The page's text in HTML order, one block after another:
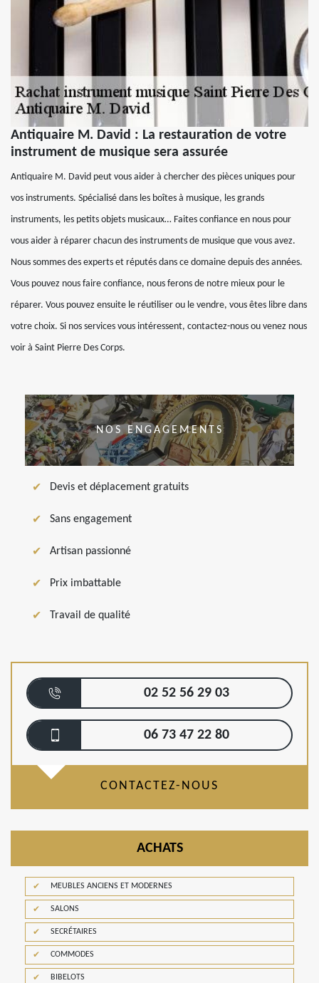
Antiquaire M. David : La restauration de votre
instrument de musique sera assurée
Antiquaire M. David peut vous aider à chercher des pièces uniques pour
vos instruments. Spécialisé dans les boîtes à musique, les grands
instruments, les petits objets musicaux… Faites confiance en nous pour
vous aider à réparer chacun des instruments de musique que vous avez.
Nous sommes des experts et réputés dans ce domaine depuis des années.
Vous pouvez nous faire confiance, nous ferons de notre mieux pour le
réparer. Vous pouvez ensuite le réutiliser ou le vendre, vous êtes libre dans
votre choix. Si nos services vous intéressent, contactez-nous ou venez nous
voir à Saint Pierre Des Corps.
NOS ENGAGEMENTS
Devis et déplacement gratuits
Sans engagement
Artisan passionné
Prix imbattable
Travail de qualité
02 52 56 29 03
06 73 47 22 80
CONTACTEZ-NOUS
ACHATS
MEUBLES ANCIENS ET MODERNES
SALONS
SECRÉTAIRES
COMMODES
BIBELOTS